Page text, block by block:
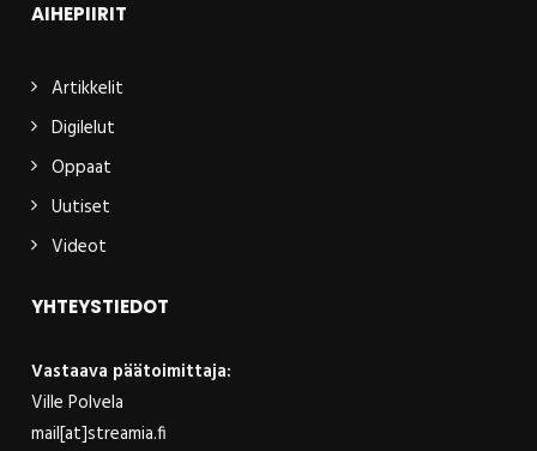
AIHEPIIRIT
Artikkelit
Digilelut
Oppaat
Uutiset
Videot
YHTEYSTIEDOT
Vastaava päätoimittaja:
Ville Polvela
mail[at]streamia.fi